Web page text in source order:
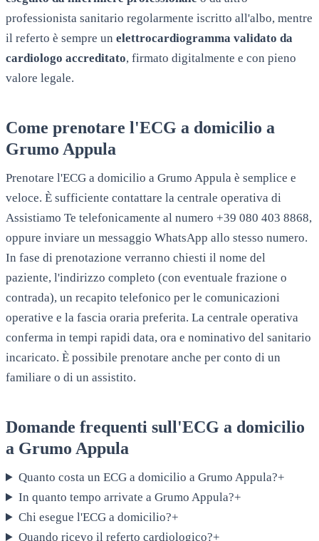
professionista sanitario regolarmente iscritto all'albo, mentre
il referto è sempre un elettrocardiogramma validato da
cardiologo accreditato, firmato digitalmente e con pieno
valore legale.
Come prenotare l'ECG a domicilio a
Grumo Appula
Prenotare l'ECG a domicilio a Grumo Appula è semplice e
veloce. È sufficiente contattare la centrale operativa di
Assistiamo Te telefonicamente al numero +39 080 403 8868,
oppure inviare un messaggio WhatsApp allo stesso numero.
In fase di prenotazione verranno chiesti il nome del
paziente, l'indirizzo completo (con eventuale frazione o
contrada), un recapito telefonico per le comunicazioni
operative e la fascia oraria preferita. La centrale operativa
conferma in tempi rapidi data, ora e nominativo del sanitario
incaricato. È possibile prenotare anche per conto di un
familiare o di un assistito.
Domande frequenti sull'ECG a domicilio
a Grumo Appula
Quanto costa un ECG a domicilio a Grumo Appula?+
In quanto tempo arrivate a Grumo Appula?+
Chi esegue l'ECG a domicilio?+
Quando ricevo il referto cardiologico?+